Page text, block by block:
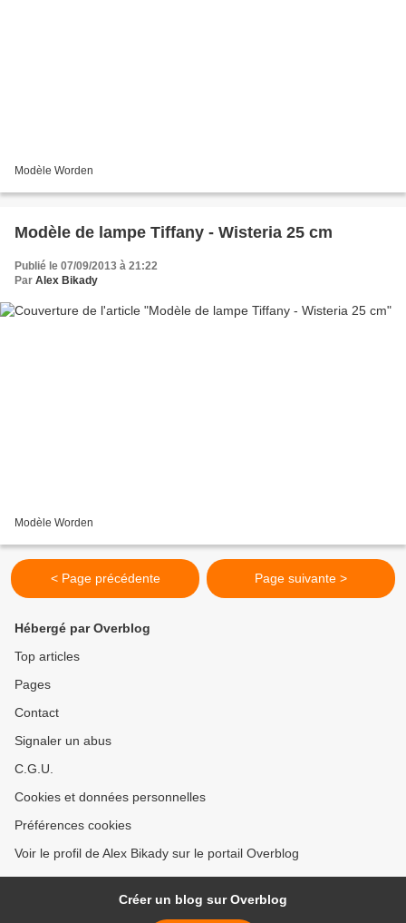
Modèle Worden
Modèle de lampe Tiffany - Wisteria 25 cm
Publié le 07/09/2013 à 21:22
Par Alex Bikady
Modèle Worden
< Page précédente Page suivante >
Hébergé par Overblog
Top articles
Pages
Contact
Signaler un abus
C.G.U.
Cookies et données personnelles
Préférences cookies
Voir le profil de Alex Bikady sur le portail Overblog
Créer un blog sur Overblog